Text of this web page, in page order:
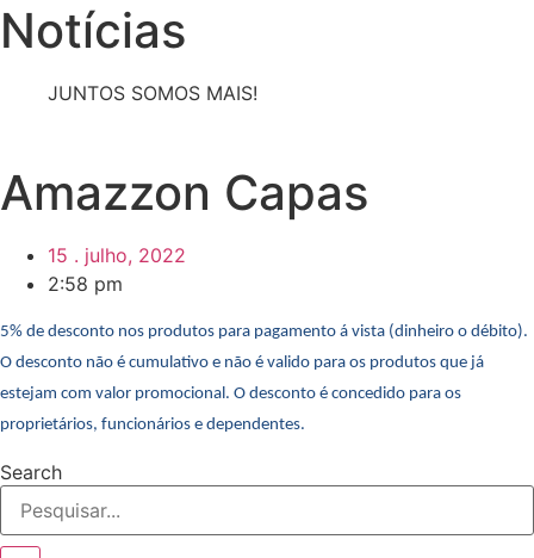
Notícias
JUNTOS SOMOS MAIS!
Amazzon Capas
15 . julho, 2022
2:58 pm
5% de desconto nos produtos para pagamento á vista (dinheiro o débito).
O desconto não é cumulativo e não é valido para os produtos que já
estejam com valor promocional. O desconto é concedido para os
proprietários, funcionários e dependentes.
Search